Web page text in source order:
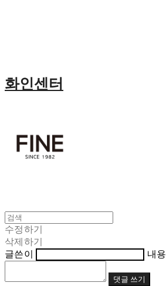
화인센터
수정하기
삭제하기
글쓴이
내용
댓글 쓰기